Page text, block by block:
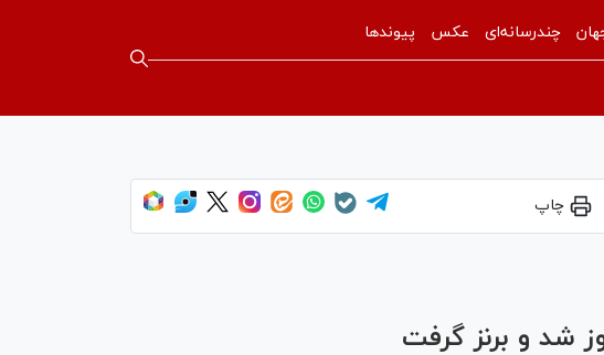
چندرسانه‌ای عکس پیوندها
چاپ
شد و برنز گرفت